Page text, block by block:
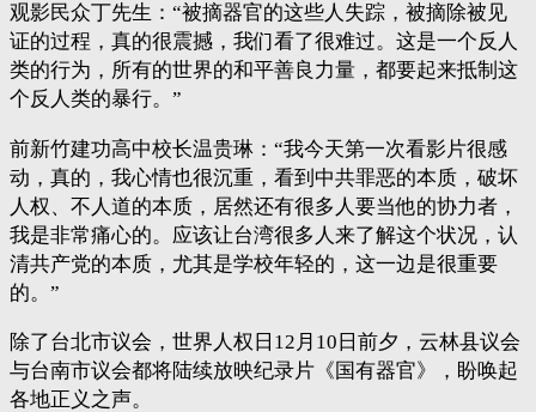
观影民众丁先生：“被摘器官的这些人失踪，被摘除被见
证的过程，真的很震撼，我们看了很难过。这是一个反人
类的行为，所有的世界的和平善良力量，都要起来抵制这
个反人类的暴行。”
前新竹建功高中校长温贵琳：“我今天第一次看影片很感
动，真的，我心情也很沉重，看到中共罪恶的本质，破坏
人权、不人道的本质，居然还有很多人要当他的协力者，
我是非常痛心的。应该让台湾很多人来了解这个状况，认
清共产党的本质，尤其是学校年轻的，这一边是很重要
的。”
除了台北市议会，世界人权日12月10日前夕，云林县议会
与台南市议会都将陆续放映纪录片《国有器官》，盼唤起
各地正义之声。